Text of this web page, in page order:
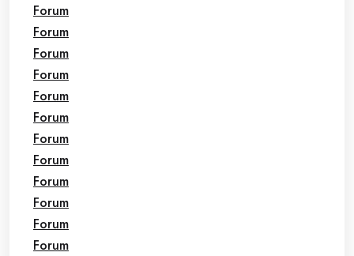
Forum
Forum
Forum
Forum
Forum
Forum
Forum
Forum
Forum
Forum
Forum
Forum